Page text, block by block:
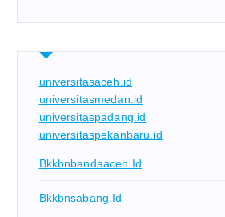
universitasaceh.id
universitasmedan.id
universitaspadang.id
universitaspekanbaru.id
Bkkbnbandaaceh.id
Bkkbnsabang.id